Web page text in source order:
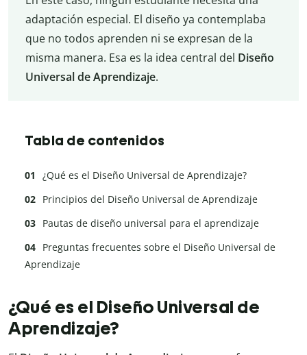
adaptación especial. El diseño ya contemplaba
que no todos aprenden ni se expresan de la
misma manera. Esa es la idea central del Diseño
Universal de Aprendizaje.
Tabla de contenidos
¿Qué es el Diseño Universal de Aprendizaje?
Principios del Diseño Universal de Aprendizaje
Pautas de diseño universal para el aprendizaje
Preguntas frecuentes sobre el Diseño Universal de
Aprendizaje
¿Qué es el Diseño Universal de
Aprendizaje?